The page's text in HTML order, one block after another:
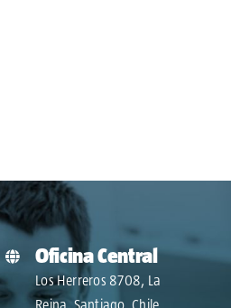
Oficina Central
Los Herreros 8708, La